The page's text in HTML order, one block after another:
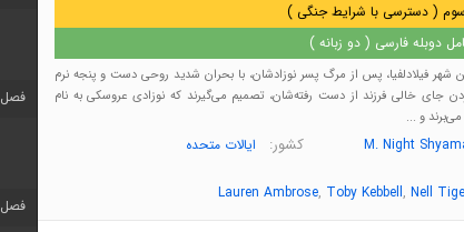
( دسترسی با شرایط جنگی )
دوبله فارسی ( دو زبانه )
فیلادلفیا، پس از مرگ پسر نوزادشان، با بحران شدید روحی دست و پنجه نرم
جای خالی فرزند از دست رفته‌شان، تصمیم می‌گیرند که نوزادی عروسکی به نام
و ...
M. Night کشور: ایالات متحده
Lauren Ambrose, Toby Kebbell, Nell
فصل 1 قسمت 4 اضافه شد
فصل 1 قسمت 6 اضافه شد